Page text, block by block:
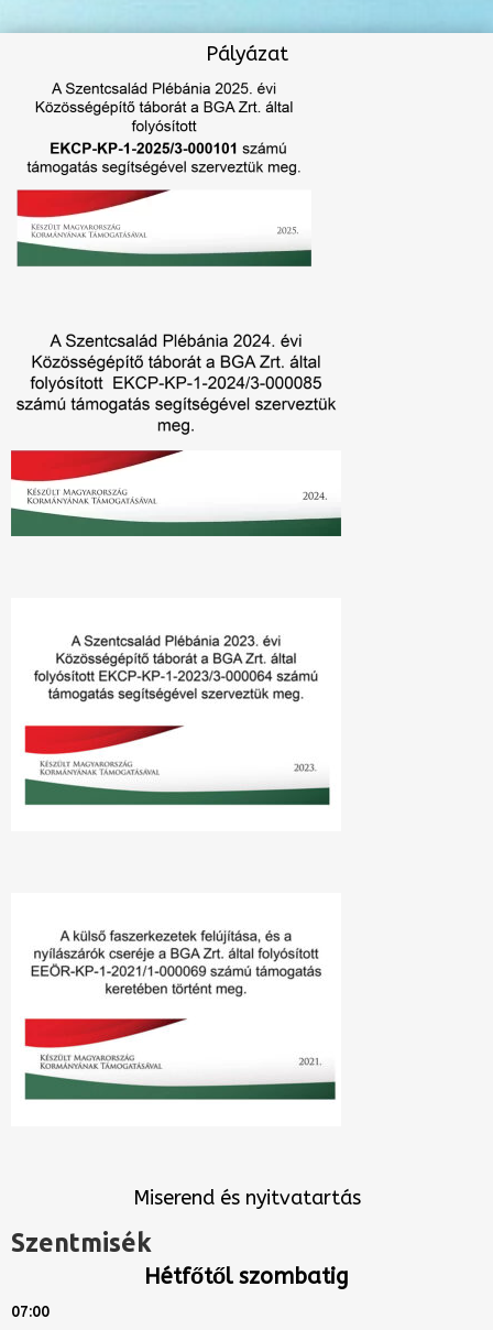
Pályázat
Miserend és nyitvatartás
Szentmisék
Hétfőtől szombatig
07:00